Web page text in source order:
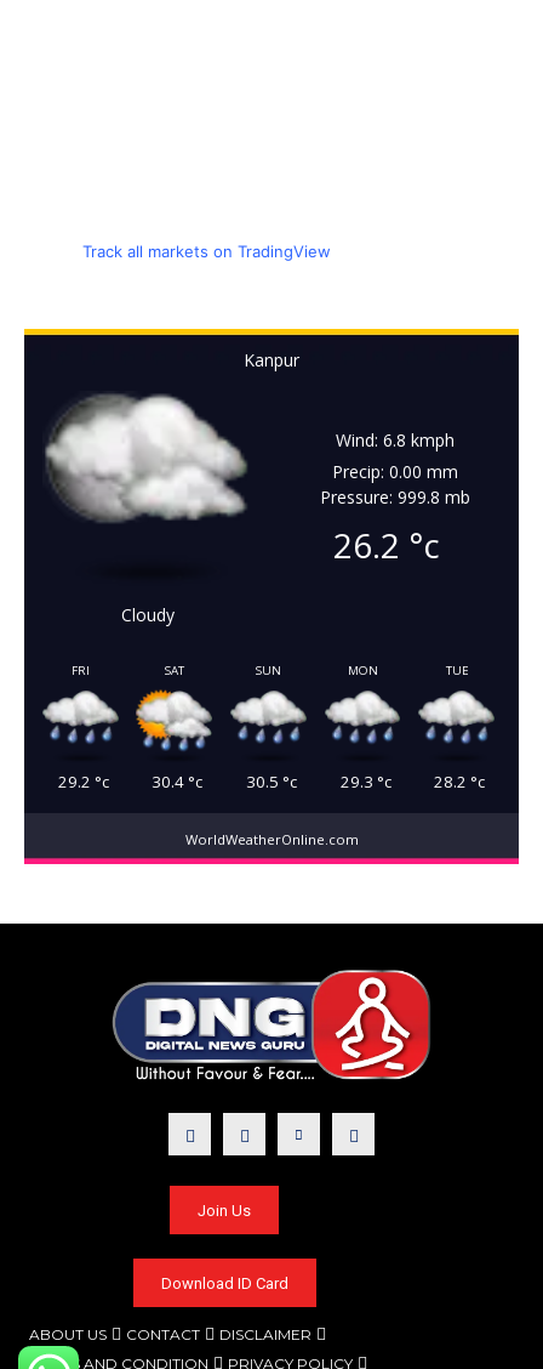
Track all markets on TradingView
Kanpur
Cloudy
Wind: 6.8 kmph
Precip: 0.00 mm
Pressure: 999.8 mb
26.2 °c
FRI
29.2 °c
SAT
30.4 °c
SUN
30.5 °c
MON
29.3 °c
TUE
28.2 °c
WorldWeatherOnline.com
Join Us
Download ID Card
ABOUT US CONTACT
DISCLAIMER
TERMS AND CONDITION
PRIVACY POLICY